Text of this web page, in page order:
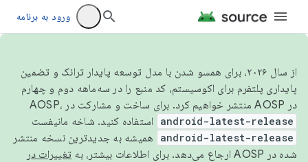
ورود به برنامه
از سال ۲۰۲۶، برای همسو شدن با مدل توسعه پایدار ترانک و تضمین
پایداری پلتفرم برای اکوسیستم، کد منبع را در سه‌ماهه دوم و چهارم
در AOSP منتشر خواهیم کرد. برای ساخت و مشارکت در AOSP،
android-latest-release استفاده کنید. شاخه مانیفست
android-latest-release
همیشه به جدیدترین نسخه منتشر
شده در AOSP ارجاع می‌دهد. برای اطلاعات بیشتر، به
تغییرات در